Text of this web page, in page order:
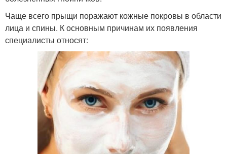
Чаще всего прыщи поражают кожные покровы в области
лица и спины. К основным причинам их появления
специалисты относят: